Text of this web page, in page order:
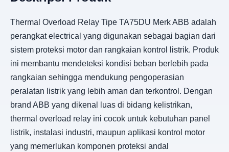
Thermal Overload Relay Tipe TA75DU Merk ABB adalah
perangkat electrical yang digunakan sebagai bagian dari
sistem proteksi motor dan rangkaian kontrol listrik. Produk
ini membantu mendeteksi kondisi beban berlebih pada
rangkaian sehingga mendukung pengoperasian
peralatan listrik yang lebih aman dan terkontrol. Dengan
brand ABB yang dikenal luas di bidang kelistrikan,
thermal overload relay ini cocok untuk kebutuhan panel
listrik, instalasi industri, maupun aplikasi kontrol motor
yang memerlukan komponen proteksi andal